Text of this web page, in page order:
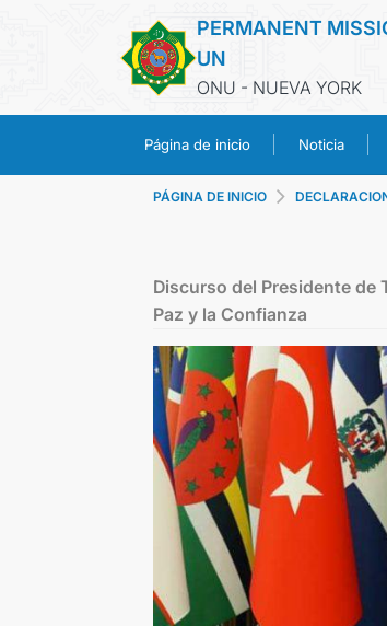
PERMANENT
UN
ONU - NUEVA YORK
Página de inicio Noticia
PÁGINA DE INICIO
Discurso del Presidente de
Paz y la Confianza